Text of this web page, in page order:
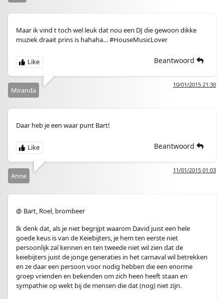
Maar ik vind t toch wel leuk dat nou een DJ die gewoon dikke
muziek draait prins is hahaha… #HouseMusicLover
Beantwoord
10/01/2015 21:30
Miranda
Daar heb je een waar punt Bart!
Beantwoord
11/01/2015 01:03
Anne
@ Bart, Roel, brombeer
Ik denk dat, als je niet begrijpt waarom David juist een hele
goede keus is van de Keiebijters, je hem ten eerste niet
persoonlijk zal kennen en ten tweede niet wil zien dat de
keiebijters juist de jonge generaties in het carnaval wil betrekken
en ze daar een persoon voor nodig hebben die een enorme
groep vrienden en bekenden om zich heen heeft staan en
sympathie op wekt bij de mensen die dat (nog) niet zijn.